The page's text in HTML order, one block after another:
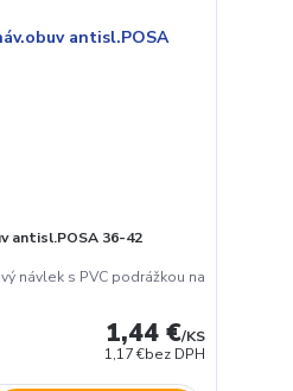
antisl.POSA 36-42
návlek s PVC podrážkou na
1,44 €/KS
1,17 €bez DPH